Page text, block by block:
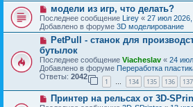
е
н
и
е
о
о
б
щ
е
н
и
е
Н
о
в
о
с
о
о
б
щ
е
модели из игр, что делать?
Последнее сообщение Lirey « 27 июл
Добавлено в форуме 3D моделирование
Н
в
о
е
с
о
б
PetPull - cтанок для
бутылок
Последнее сообщение Viacheslav « 24
Добавлено в форуме Переработка
Ответы: 2042
1 … 134 135 136 137
Н
о
Принтер на рельсах от 3D-